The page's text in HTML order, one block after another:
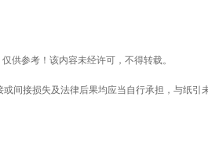
供参考！该内容未经许可，不得转载。
间接损失及法律后果均应当自行承担，与纸引